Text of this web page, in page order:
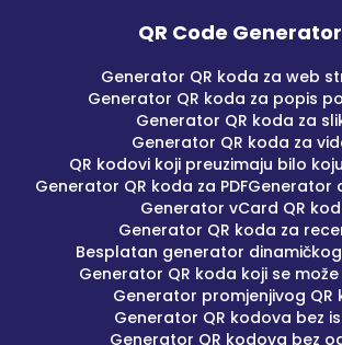
QR Code
Generator QR koda za web
Generator QR koda za popis
Generator QR koda za
Generator QR koda za
QR kodovi koji preuzimaju bilo
Generator QR koda za PDFGenerator
Generator vCard QR
Generator QR koda za
Besplatan generator
Generator QR koda koji se
Generator promjenjivog QR
Generator QR kodova bez
Generator QR kodova bez